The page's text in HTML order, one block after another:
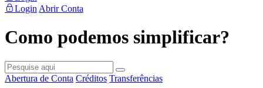
Login Abrir Conta
Como podemos simplificar?
Abertura de Conta Créditos Transferências